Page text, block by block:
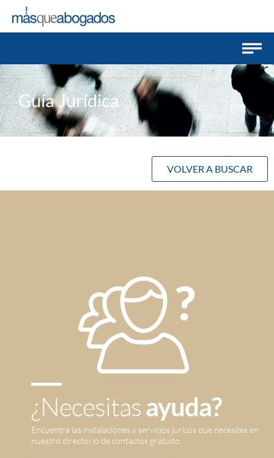
Guía Jurídica
VOLVER A BUSCAR
¿Necesitasayuda?
Encuentra las instalaciones y servicios jurícos que necesites en
nuestro directorio de contactos gratuito.